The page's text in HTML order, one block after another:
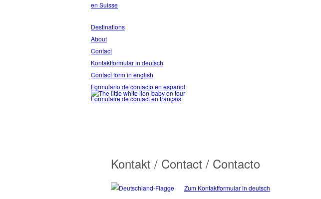
en Suisse
Destinations
About
Contact
Kontaktformular in deutsch
Contact form in english
Formulario de contacto en español
Formulaire de contact en français
Kontakt / Contact / Contacto
Zum Kontaktformular in deutsch